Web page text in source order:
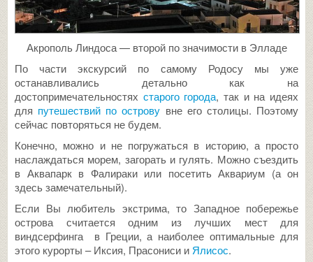
Акрополь Линдоса — второй по значимости в Элладе
По части экскурсий по самому Родосу мы уже
останавливались детально как на
достопримечательностях старого города, так и на идеях
для путешествий по острову вне его столицы. Поэтому
сейчас повторяться не будем.
Конечно, можно и не погружаться в историю, а просто
наслаждаться морем, загорать и гулять. Можно съездить
в Аквапарк в Фалираки или посетить Аквариум (а он
здесь замечательный).
Если Вы любитель экстрима, то Западное побережье
острова считается одним из лучших мест для
виндсерфинга в Греции, а наиболее оптимальные для
этого курорты – Иксия, Прасониси и Ялисос.